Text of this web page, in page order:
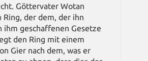
Göttervater Wotan
Ring, der dem, der ihn
geschaffenen Gesetze
den Ring mit einem
Gier nach dem, was er